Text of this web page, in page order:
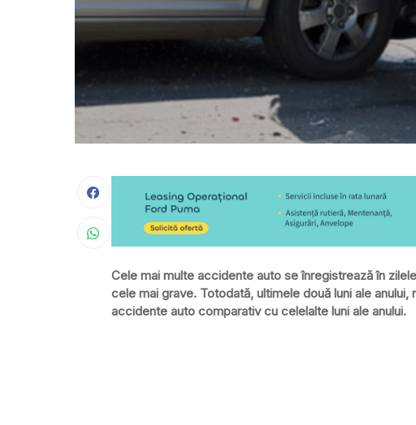
Cele mai multe accidente auto se înregistrează în
cele mai grave. Totodată, ultimele două luni ale
accidente auto comparativ cu celelalte luni ale anului.